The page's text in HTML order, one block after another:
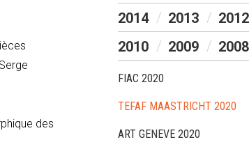
des
2014
2013 2012
2010
2009 2008
FIAC 2020
TEFAF MAASTRICHT 2020
ART GENEVE 2020